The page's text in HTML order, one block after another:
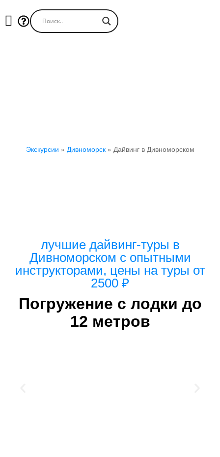
Экскурсии » Дивноморск» Дайвинг в Дивноморском
лучшие дайвинг-туры в
Дивноморском с опытными
инструкторами, цены на туры от
2500 ₽
Погружение с лодки до
12 метров